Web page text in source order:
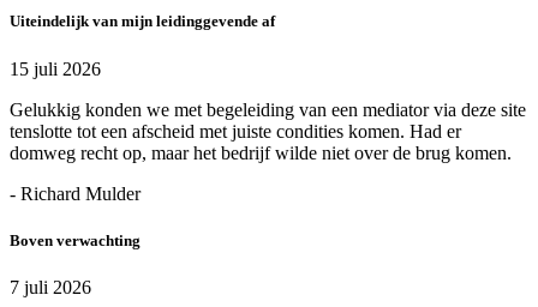
Uiteindelijk van mijn leidinggevende af
15 juli 2026
Gelukkig konden we met begeleiding van een mediator via deze site
tenslotte tot een afscheid met juiste condities komen. Had er
domweg recht op, maar het bedrijf wilde niet over de brug komen.
- Richard Mulder
Boven verwachting
7 juli 2026